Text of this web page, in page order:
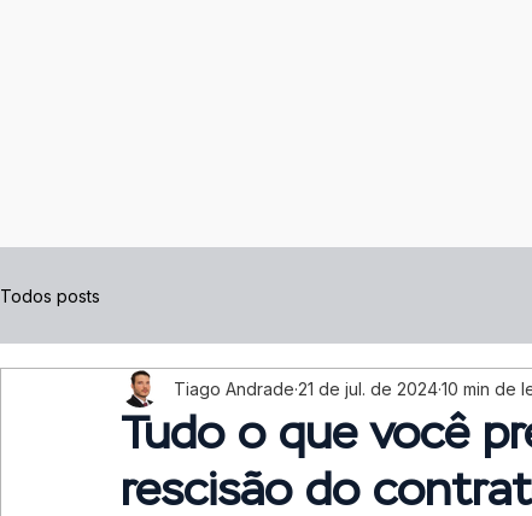
Todos posts
Tudo o que você
rescisão do
Tiago Andrade 21 de jul. de 202410 min de